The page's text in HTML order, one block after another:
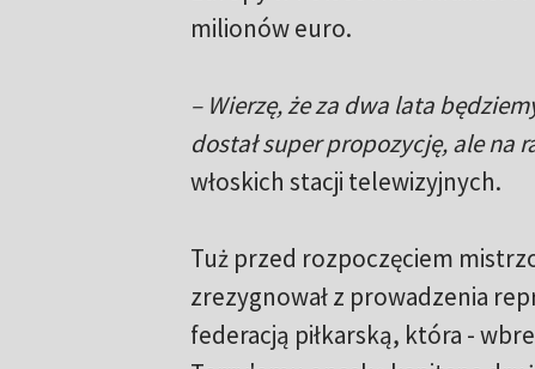
milionów euro.
– Wierzę, że za dwa lata
dostał super propozycję, ale na
włoskich stacji telewizyjnych.
Tuż przed rozpoczęciem
zrezygnował z prowadzenia
federacją piłkarską, która -